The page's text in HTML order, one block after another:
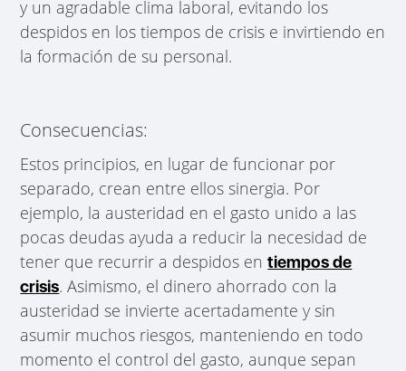
y un agradable clima laboral, evitando los
despidos en los tiempos de crisis e invirtiendo en
la formación de su personal.
Consecuencias:
Estos principios, en lugar de funcionar por
separado, crean entre ellos sinergia. Por
ejemplo, la austeridad en el gasto unido a las
pocas deudas ayuda a reducir la necesidad de
tener que recurrir a despidos entiempos de
crisis. Asimismo, el dinero ahorrado con la
austeridad se invierte acertadamente y sin
asumir muchos riesgos, manteniendo en todo
momento el control del gasto, aunque sepan